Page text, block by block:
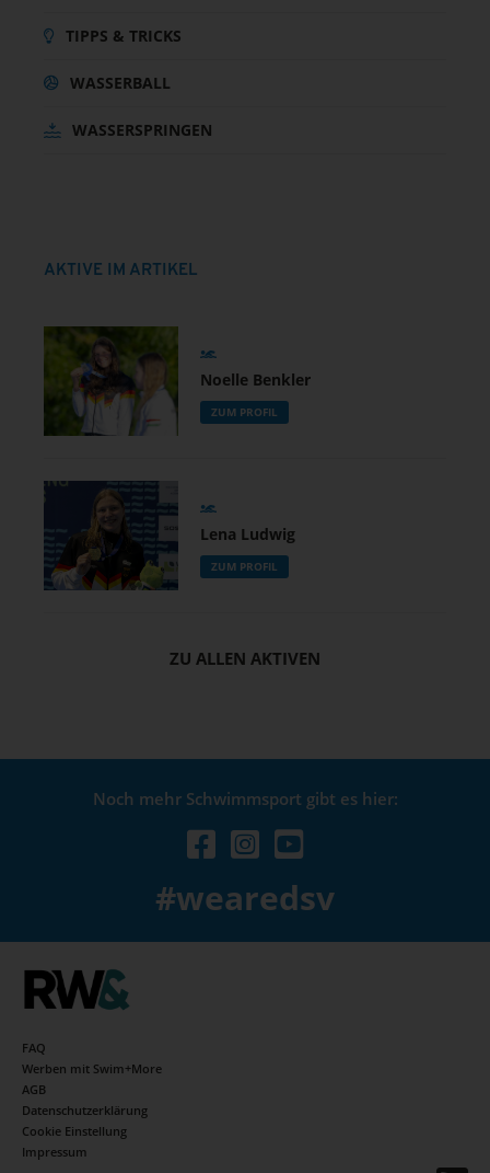
TIPPS & TRICKS
WASSERBALL
WASSERSPRINGEN
AKTIVE IM ARTIKEL
Noelle Benkler
ZUM PROFIL
Lena Ludwig
ZUM PROFIL
ZU ALLEN AKTIVEN
Noch mehr Schwimmsport gibt es hier:
#wearedsv
FAQ
Werben mit Swim+More
AGB
Datenschutzerklärung
Cookie Einstellung
Impressum